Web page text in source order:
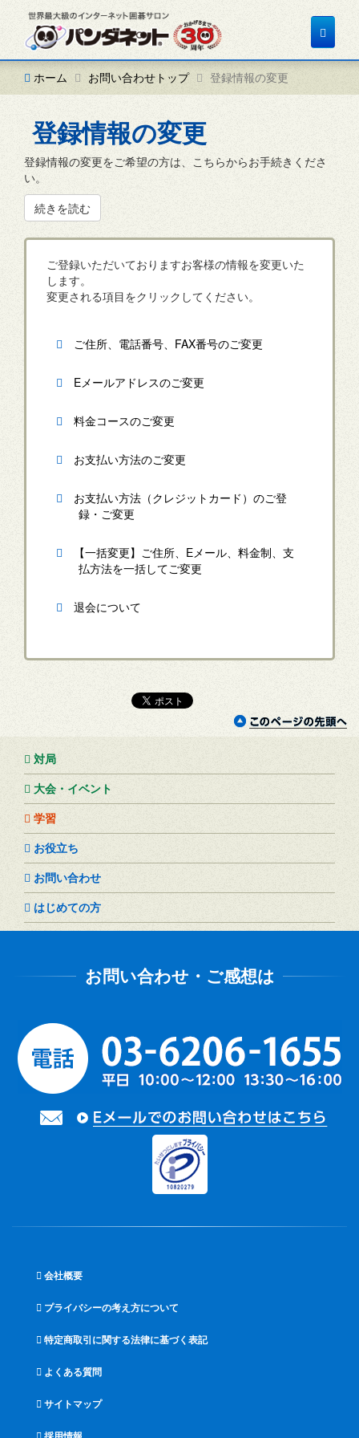
Toggle
ホーム
お問い合わせトップ 登録情報の変更
登録情報の変更
登録情報の変更をご希望の方は、こちらからお手続きくださ
い。
続きを読む
ご登録いただいておりますお客様の情報を変更いた
します。
変更される項目をクリックしてください。
ご住所、電話番号、FAX番号のご変更
Eメールアドレスのご変更
料金コースのご変更
お支払い方法のご変更
お支払い方法（クレジットカード）のご登
録・ご変更
【一括変更】ご住所、Eメール、料金制、支
払方法を一括してご変更
退会について
対局
大会・イベント
学習
お役立ち
お問い合わせ
はじめての方
会社概要
プライバシーの考え方について
特定商取引に関する法律に基づく表記
よくある質問
サイトマップ